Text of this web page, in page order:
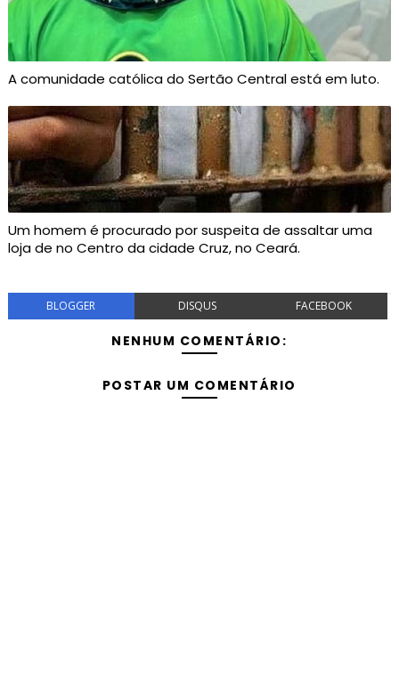
A comunidade católica do Sertão Central está em luto.
Um homem é procurado por suspeita de assaltar uma
loja de no Centro da cidade Cruz, no Ceará.
BLOGGER DISQUS FACEBOOK
NENHUM COMENTÁRIO:
POSTAR UM COMENTÁRIO